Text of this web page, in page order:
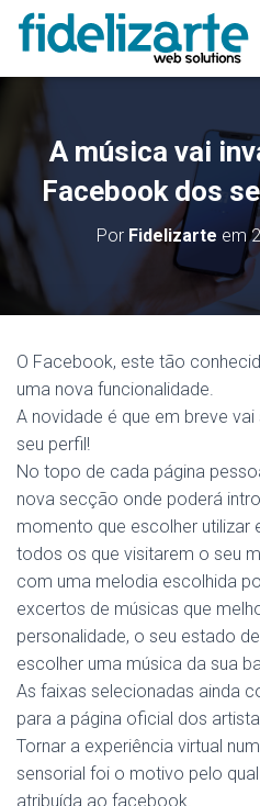
A música vai
Facebook dos
Por Fidelizarte em
O Facebook, este tão
uma nova funcionalidade.
A novidade é que em breve
seu perfil!
No topo de cada página
nova secção onde poderá
momento que escolher utilizar
todos os que visitarem o seu
com uma melodia escolhida
excertos de músicas que
personalidade, o seu estado
escolher uma música da sua
As faixas selecionadas ainda
para a página oficial dos
Tornar a experiência virtual
sensorial foi o motivo pelo
atribuída ao facebook.